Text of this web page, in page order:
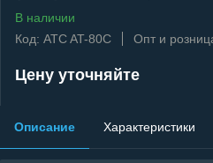
В наличии
Код: ATC AT-80C
Опт и
Цену уточняйте
Описание Характеристики